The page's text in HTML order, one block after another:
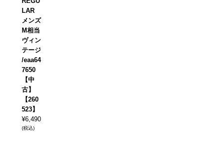
LAR
メンズ
M相当
ヴィン
テージ
/eaa64
7650
【中
古】
【260
523】
¥6,490
(税込)